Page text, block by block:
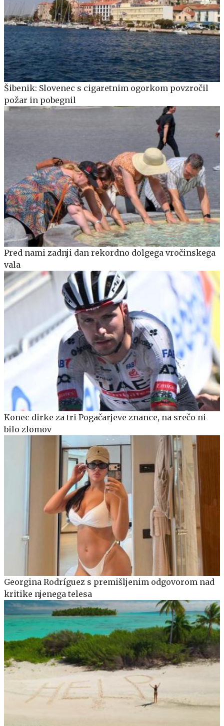
Šibenik: Slovenec s cigaretnim ogorkom povzročil
požar in pobegnil
Pred nami zadnji dan rekordno dolgega vročinskega
vala
Konec dirke za tri Pogačarjeve znance, na srečo ni
bilo zlomov
Georgina Rodríguez s premišljenim odgovorom nad
kritike njenega telesa